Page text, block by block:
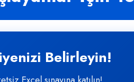
Belirleyin!